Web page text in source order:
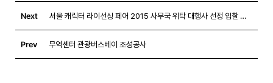
Next 서울 캐릭터 라이선싱 페어 2015 사무국 위탁 대행사 선정 입찰 공고
Prev 무역센터 관광버스베이 조성공사